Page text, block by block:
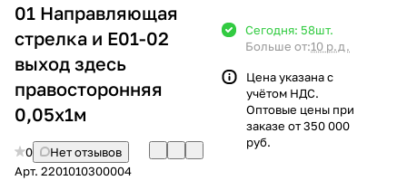
01 Направляющая
стрелка и Е01-02
выход здесь
правосторонняя
0,05х1м
0
Нет отзывов
Арт. 2201010300004
Сегодня: 58шт.
Больше от:10 р.д.
Цена указана с
учётом НДС.
Оптовые цены при
заказе от 350 000
руб.